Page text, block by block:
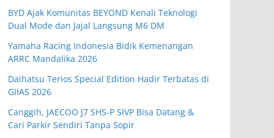
BYD Ajak Komunitas BEYOND Kenali Teknologi
Dual Mode dan Jajal Langsung M6 DM
Yamaha Racing Indonesia Bidik Kemenangan
ARRC Mandalika 2026
Daihatsu Terios Special Edition Hadir Terbatas di
GIIAS 2026
Canggih, JAECOO J7 SHS-P SIVP Bisa Datang &
Cari Parkir Sendiri Tanpa Sopir